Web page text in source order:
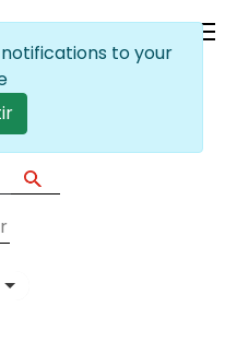
account
Lista de ações adicionais
to your